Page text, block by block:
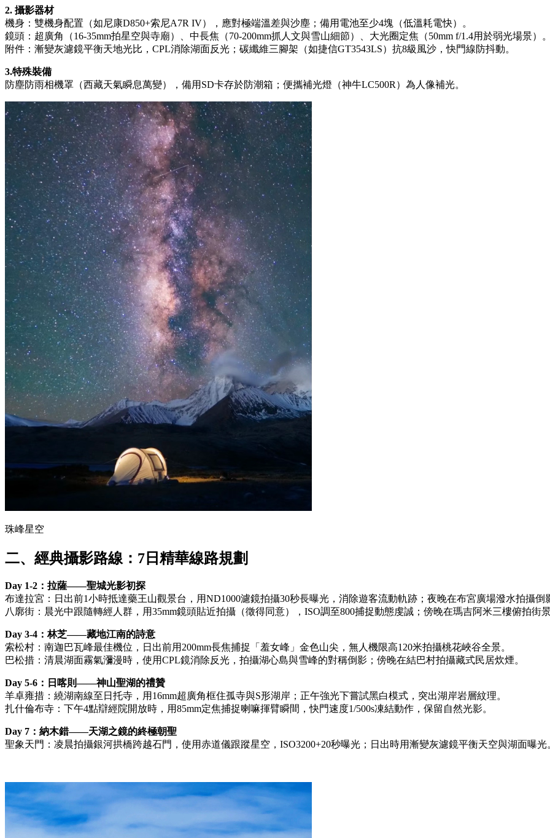
2. 攝影器材
機身：雙機身配置（如尼康D850+索尼A7R IV），應對極端溫差與沙塵；備用電池至少4塊（低溫耗電快）。
鏡頭：超廣角（16-35mm拍星空與寺廟）、中長焦（70-200mm抓人文與雪山細節）、大光圈定焦（50mm f/1.4用於弱光場景）
附件：漸變灰濾鏡平衡天地光比，CPL消除湖面反光；碳纖維三腳架（如捷信GT3543LS）抗8級風沙，快門線防抖動。
3.特殊裝備
防塵防雨相機罩（西藏天氣瞬息萬變），備用SD卡存於防潮箱；便攜補光燈（神牛LC500R）為人像補光。
珠峰星空
二、經典攝影路線：7日精華線路規劃
Day 1-2：拉薩——聖城光影初探
布達拉宮：日出前1小時抵達藥王山觀景台，用ND1000濾鏡拍攝30秒長曝光，消除遊客流動軌跡；夜晚在布宮廣場潑水拍攝倒
八廓街：晨光中跟隨轉經人群，用35mm鏡頭貼近拍攝（徵得同意），ISO調至800捕捉動態虔誠；傍晚在瑪吉阿米三樓俯拍街
Day 3-4：林芝——藏地江南的詩意
索松村：南迦巴瓦峰最佳機位，日出前用200mm長焦捕捉「羞女峰」金色山尖，無人機限高120米拍攝桃花峽谷全景。
巴松措：清晨湖面霧氣瀰漫時，使用CPL鏡消除反光，拍攝湖心島與雪峰的對稱倒影；傍晚在結巴村拍攝藏式民居炊煙。
Day 5-6：日喀則——神山聖湖的禮贊
羊卓雍措：繞湖南線至日托寺，用16mm超廣角框住孤寺與S形湖岸；正午強光下嘗試黑白模式，突出湖岸岩層紋理。
扎什倫布寺：下午4點辯經院開放時，用85mm定焦捕捉喇嘛揮臂瞬間，快門速度1/500s凍結動作，保留自然光影。
Day 7：納木錯——天湖之鏡的終極朝聖
聖象天門：凌晨拍攝銀河拱橋跨越石門，使用赤道儀跟蹤星空，ISO3200+20秒曝光；日出時用漸變灰濾鏡平衡天空與湖面曝光